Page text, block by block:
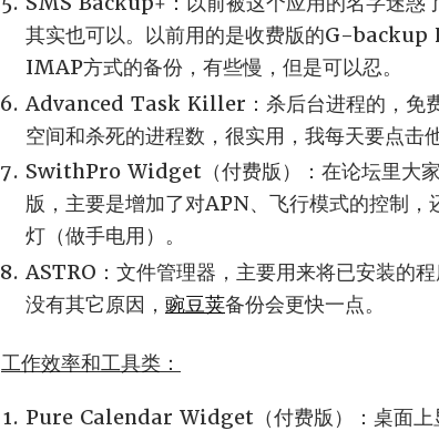
其实也可以。以前用的是收费版的G-backup
IMAP方式的备份，有些慢，但是可以忍。
Advanced Task Killer：杀后台进程的，免
空间和杀死的进程数，很实用，我每天要点击
SwithPro Widget（付费版）：在论坛里大
版，主要是增加了对APN、飞行模式的控制
灯（做手电用）。
ASTRO：文件管理器，主要用来将已安装的
没有其它原因， 豌豆荚备份会更快一点。
工作效率和工具类：
Pure Calendar Widget（付费版）：桌面上